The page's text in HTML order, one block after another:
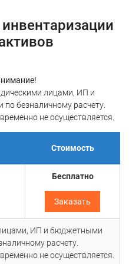
организации и на основе
получите
в границах
также получите
и эффективном
активов необходима
информационными
их использование и
лицами, ИП и
безналичному расчету.
не осуществляется.
Стоимость
Бесплатно
Заказать
ИП и бюджетными
расчету.
не осуществляется.